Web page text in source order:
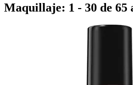
Maquillaje: 1 - 30 de 65